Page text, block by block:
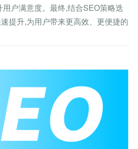
户满意度。最终,结合SEO策略迭
提升,为用户带来更高效、更便捷的